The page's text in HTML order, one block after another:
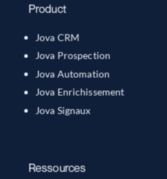
Product
Jova CRM
Jova Prospection
Jova Automation
Jova Enrichissement
Jova Signaux
Ressources